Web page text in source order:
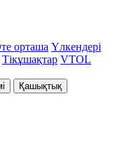
орташа Үлкендері
Тікұшақтар VTOL
Қашықтық